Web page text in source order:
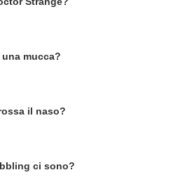
mucca?
il naso?
ci sono?